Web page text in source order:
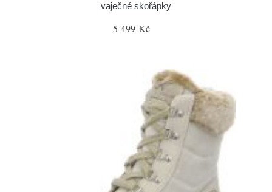
vaječné skořápky
5 499 Kč